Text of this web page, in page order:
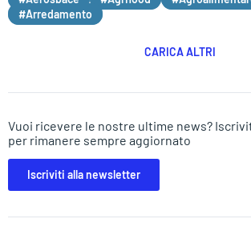
#Arredamento
CARICA ALTRI
Vuoi ricevere le nostre ultime news?
per rimanere sempre aggiornato
Iscriviti alla newsletter